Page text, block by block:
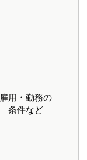
雇用・勤務の
条件など